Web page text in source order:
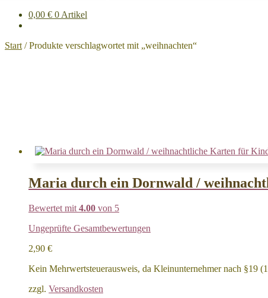
0,00 € 0 Artikel
Start /Produkte verschlagwortet mit „weihnachten“
Maria durch ein Dornwald /
Bewertet mit 4.00 von 5
Ungeprüfte Gesamtbewertungen
2,90 €
Kein Mehrwertsteuerausweis, da Kleinunternehmer nach §19
zzgl. Versandkosten